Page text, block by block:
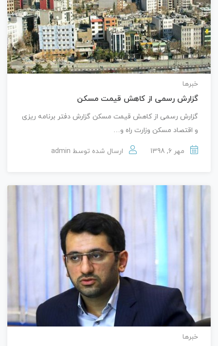
خبرها
گزارش رسمی از کاهش قیمت مسکن
گزارش رسمی از کاهش قیمت مسکن گزارش دفتر برنامه ریزی
و اقتصاد مسکن وزارت راه و…
مهر 6, 1398 ارسال شده توسط admin
خبرها